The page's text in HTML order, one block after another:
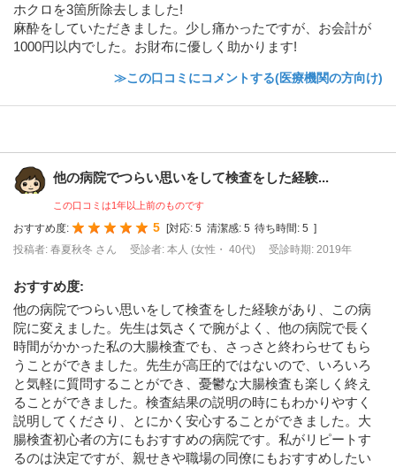
ホクロを3箇所除去しました!
麻酔をしていただきました。少し痛かったですが、お会計が
1000円以内でした。お財布に優しく助かります!
≫この口コミにコメントする(医療機関の方向け)
他の病院でつらい思いをして検査をした経験...
この口コミは1年以上前のものです
おすすめ度: 5 対応: 5 清潔感: 5 待ち時間: 5
投稿者: 春夏秋冬 さん
受診者: 本人 (女性・ 40代) 受診時期: 2019年
おすすめ度:
他の病院でつらい思いをして検査をした経験があり、この病
院に変えました。先生は気さくで腕がよく、他の病院で長く
時間がかかった私の大腸検査でも、さっさと終わらせてもら
うことができました。先生が高圧的ではないので、いろいろ
と気軽に質問することができ、憂鬱な大腸検査も楽しく終え
ることができました。検査結果の説明の時にもわかりやすく
説明してくださり、とにかく安心することができました。大
腸検査初心者の方にもおすすめの病院です。私がリピートす
るのは決定ですが、親せきや職場の同僚にもおすすめしたい